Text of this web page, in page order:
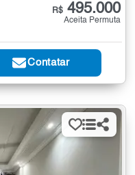
R$ 495.000
Aceita Permuta
Contatar